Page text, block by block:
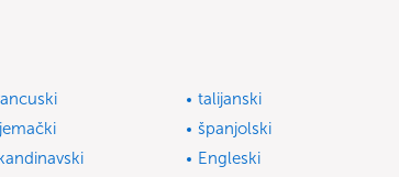
talijanski
španjolski
Engleski